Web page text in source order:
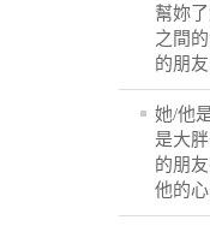
幫妳
之間
的朋
她/他
是大
的朋
他的